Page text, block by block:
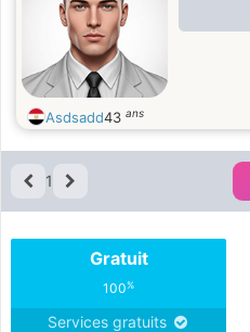
Asdsadd43 ans
1
Gratuit
100%
Services gratuits